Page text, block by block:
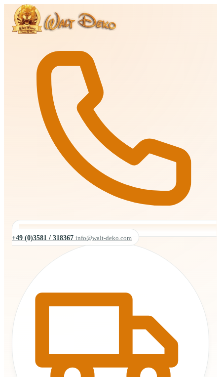
+49 (0)3581 / 318367 info@walt-deko.com